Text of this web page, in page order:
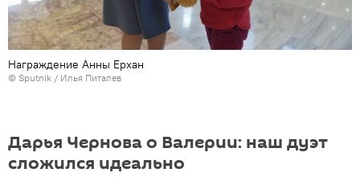
Награждение Анны Ерхан
© Sputnik / Илья Питалев
Дарья Чернова о Валерии: наш дуэт
сложился идеально